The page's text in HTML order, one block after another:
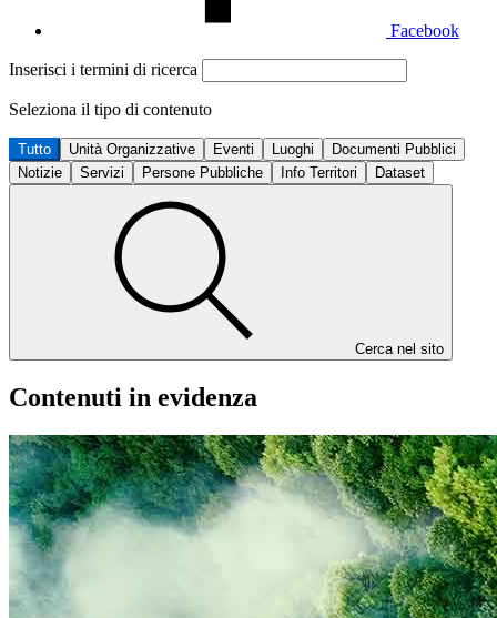
Facebook
Inserisci i termini di ricerca
Seleziona il tipo di contenuto
Tutto Unità Organizzative Eventi Luoghi
Documenti Pubblici
Notizie
Servizi Persone Pubbliche Info Territori Dataset
Cerca nel sito
Contenuti in evidenza